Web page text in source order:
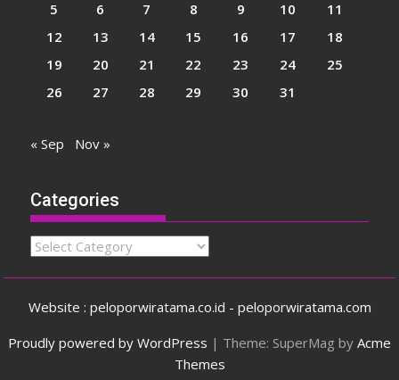
5
6 7 8 9 10
11
12
13 14 15 16 17
18
19
20 21 22 23 24
25
26
27 28 29 30 31
« Sep Nov »
Categories
Categories
Website : peloporwiratama.co.id - peloporwiratama.com
Proudly powered by WordPress | Theme: SuperMag by Acme
Themes